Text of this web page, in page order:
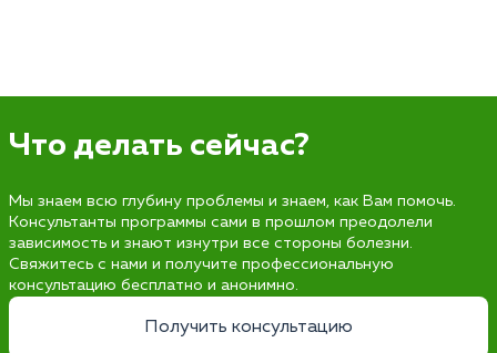
Что делать сейчас?
Мы знаем всю глубину проблемы и знаем, как Вам помочь.
Консультанты программы сами в прошлом преодолели
зависимость и знают изнутри все стороны болезни.
Свяжитесь с нами и получите профессиональную
консультацию бесплатно и анонимно.
Получить консультацию